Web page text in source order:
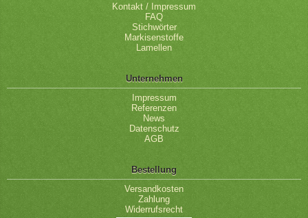
Kontakt / Impressum
FAQ
Stichwörter
Markisenstoffe
Lamellen
Unternehmen
Impressum
Referenzen
News
Datenschutz
AGB
Bestellung
Versandkosten
Zahlung
Widerrufsrecht